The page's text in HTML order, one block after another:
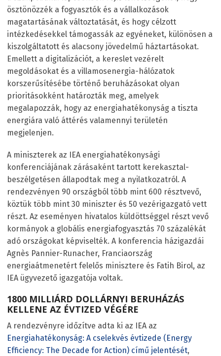
ösztönözzék a fogyasztók és a vállalkozások
magatartásának változtatását, és hogy célzott
intézkedésekkel támogassák az egyéneket, különösen a
kiszolgáltatott és alacsony jövedelmű háztartásokat.
Emellett a digitalizációt, a kereslet vezérelt
megoldásokat és a villamosenergia-hálózatok
korszerűsítésébe történő beruházásokat olyan
prioritásokként határozták meg, amelyek
megalapozzák, hogy az energiahatékonyság a tiszta
energiára való áttérés valamennyi területén
megjelenjen.
A miniszterek az IEA energiahatékonysági
konferenciájának zárásaként tartott kerekasztal-
beszélgetésen állapodtak meg a nyilatkozatról. A
rendezvényen 90 országból több mint 600 résztvevő,
köztük több mint 30 miniszter és 50 vezérigazgató vett
részt. Az eseményen hivatalos küldöttséggel részt vevő
kormányok a globális energiafogyasztás 70 százalékát
adó országokat képviselték. A konferencia házigazdái
Agnès Pannier-Runacher, Franciaország
energiaátmenetért felelős minisztere és Fatih Birol, az
IEA ügyvezető igazgatója voltak.
1800 MILLIÁRD DOLLÁRNYI BERUHÁZÁS
KELLENE AZ ÉVTIZED VÉGÉRE
A rendezvényre időzítve adta ki az IEA az
Energiahatékonyság: A cselekvés évtizede (Energy
Efficiency: The Decade for Action) című jelentését,